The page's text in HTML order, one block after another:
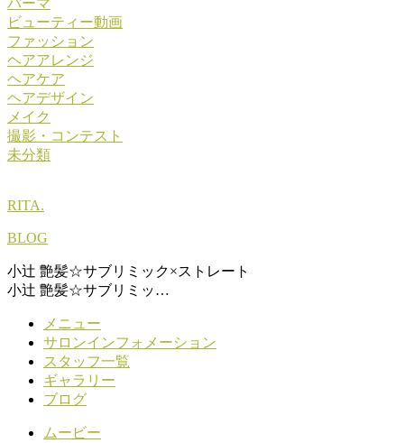
パーマ
ビューティー動画
ファッション
ヘアアレンジ
ヘアケア
ヘアデザイン
メイク
撮影・コンテスト
未分類
RITA.
BLOG
小辻 艶髪☆サブリミック×ストレート
小辻 艶髪☆サブリミッ…
メニュー
サロンインフォメーション
スタッフ一覧
ギャラリー
ブログ
ムービー